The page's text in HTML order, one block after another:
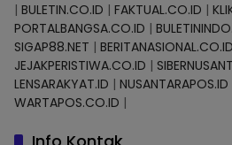
| BULETIN.CO.ID | FAKTUAL.CO.ID |
PORTALBANGSA.CO.ID |
SIGAP88.NET | BERITANASIONAL.CO.ID
JEJAKPERISTIWA.CO.ID |
LENSARAKYAT.ID | NUSANTARAPOS.ID
WARTAPOS.CO.ID |